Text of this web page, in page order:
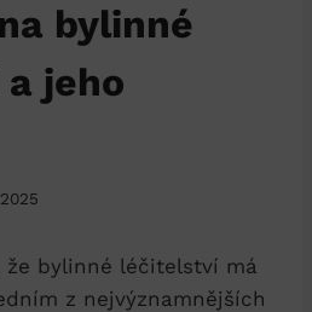
bylinné
jeho
bylinné léčitelství má
z nejvýznamnějších